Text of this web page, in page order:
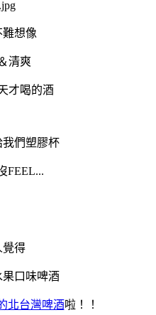
想像
清爽
才喝的酒
們塑膠杯
FEEL...
覺得
口味啤酒
北台灣啤酒啦！！